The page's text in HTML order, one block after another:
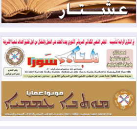
2026-08-04بيترو يشكو تزوير الانتخابات
الرئاسية ويحذر من "حرب أهلية" في
كولومبيا
2026-08-03
رئيس إقليم كوردستان في
دمشق في زيارة رسمية
2026-08-03
العراق يؤكد مجدداً التزامه
بمنع الهجمات على الدول المجاورة